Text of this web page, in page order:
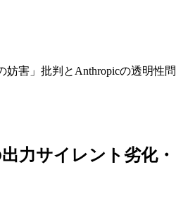
害」批判とAnthropicの透明性問
力サイレント劣化